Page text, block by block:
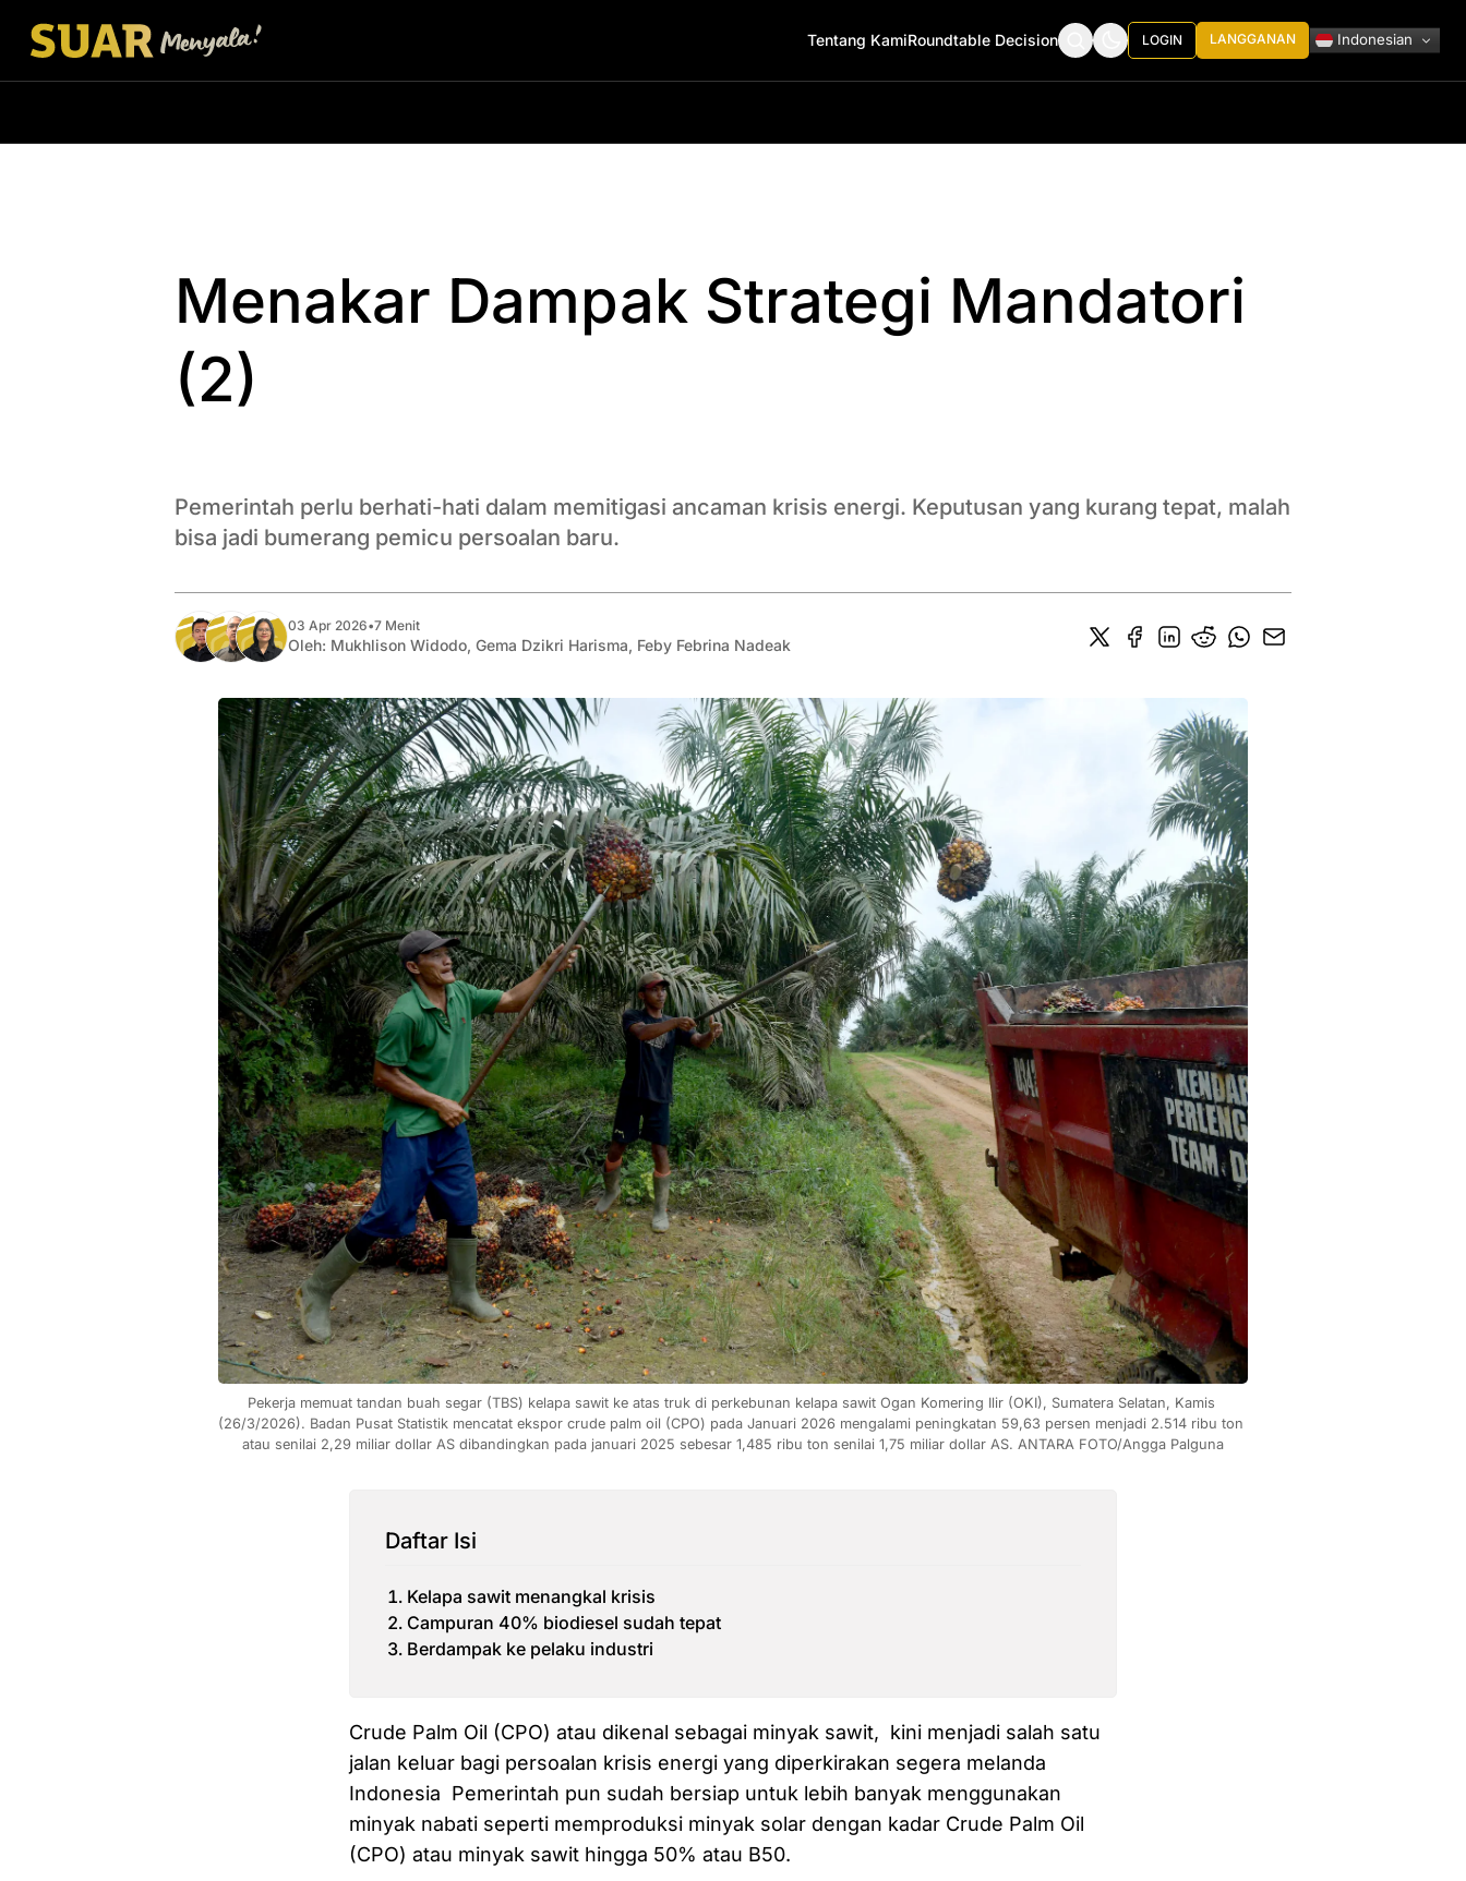
Tentang KamiRoundtable Decision LOGIN LANGGANAN Indonesian
Menakar Dampak Strategi Mandatori
(2)
Pemerintah perlu berhati-hati dalam memitigasi ancaman krisis energi. Keputusan yang kurang tepat, malah
bisa jadi bumerang pemicu persoalan baru.
03 Apr 2026•7 Menit
Oleh: Mukhlison Widodo, Gema Dzikri Harisma, Feby Febrina Nadeak
Pekerja memuat tandan buah segar (TBS) kelapa sawit ke atas truk di perkebunan kelapa sawit Ogan Komering Ilir (OKI), Sumatera Selatan, Kamis
(26/3/2026). Badan Pusat Statistik mencatat ekspor crude palm oil (CPO) pada Januari 2026 mengalami peningkatan 59,63 persen menjadi 2.514 ribu ton
atau senilai 2,29 miliar dollar AS dibandingkan pada januari 2025 sebesar 1,485 ribu ton senilai 1,75 miliar dollar AS. ANTARA FOTO/Angga Palguna
Daftar Isi
Kelapa sawit menangkal krisis
Campuran 40% biodiesel sudah tepat
Berdampak ke pelaku industri
Crude Palm Oil (CPO) atau dikenal sebagai minyak sawit, kini menjadi salah satu
jalan keluar bagi persoalan krisis energi yang diperkirakan segera melanda
Indonesia Pemerintah pun sudah bersiap untuk lebih banyak menggunakan
minyak nabati seperti memproduksi minyak solar dengan kadar Crude Palm Oil
(CPO) atau minyak sawit hingga 50% atau B50.